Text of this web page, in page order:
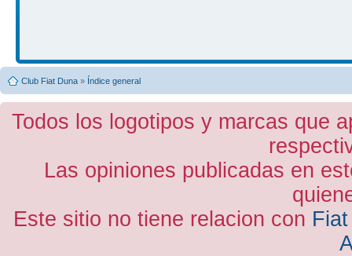
Club Fiat Duna » Índice general
Todos los logotipos y marcas que
Las opiniones publicadas en
Este sitio no tiene relacion con